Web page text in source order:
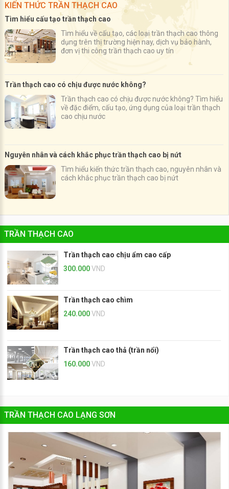
KIẾN THỨC TRẦN THẠCH CAO
Tìm hiểu cấu tạo trần thạch cao
Tìm hiểu về cấu tạo, các loại trần thạch cao thông
dụng trên thị trường hiện nay, dịch vụ bảo hành,
đơn vị thi công trần thạch cao uy tín
Trần thạch cao có chịu được nước không?
Trần thạch cao có chịu được nước không? Tìm hiểu
về đặc điểm, cấu tạo, ứng dụng của loại trần thạch
cao chịu nước
Nguyên nhân và cách khắc phục trần thạch cao bị nứt
Tìm hiểu kiến thức trần thạch cao, nguyên nhân và
cách khắc phục trần thạch cao bị nứt
TRẦN THẠCH CAO
Trần thạch cao chịu ẩm cao cấp
300.000VND
Trần thạch cao chìm
240.000VND
Trần thạch cao thả (trần nổi)
160.000VND
TRẦN THẠCH CAO LẠNG SƠN